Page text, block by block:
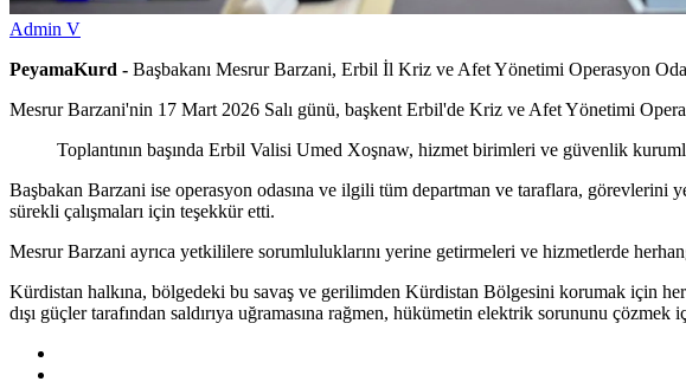
Admin V
PeyamaKurd - Başbakanı Mesrur Barzani, Erbil İl Kriz ve Afet Yönetimi Operasyon
Mesrur Barzani'nin 17 Mart 2026 Salı günü, başkent Erbil'de Kriz ve Afet Yönetimi
Toplantının başında Erbil Valisi Umed Xoşnaw, hizmet birimleri ve güvenlik
Başbakan Barzani ise operasyon odasına ve ilgili tüm departman ve taraflara, görevlerini
sürekli çalışmaları için teşekkür etti.
Mesrur Barzani ayrıca yetkililere sorumluluklarını yerine getirmeleri ve hizmetlerde
Kürdistan halkına, bölgedeki bu savaş ve gerilimden Kürdistan Bölgesini korumak için
dışı güçler tarafından saldırıya uğramasına rağmen, hükümetin elektrik sorununu